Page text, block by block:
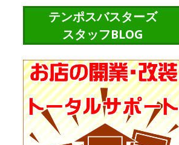
テンポスバスターズ
スタッフBLOG